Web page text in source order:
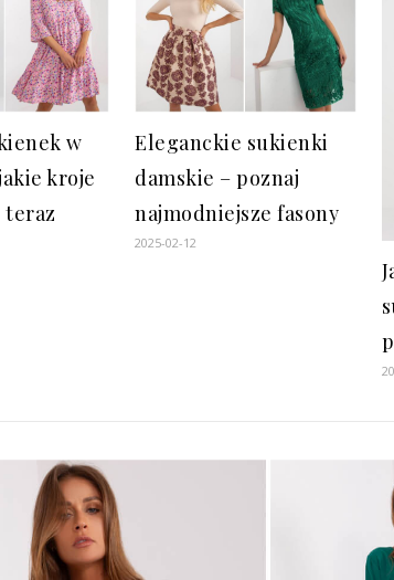
w
kroje
teraz
Eleganckie sukienki
damskie – poznaj
najmodniejsze fasony
2025-02-12